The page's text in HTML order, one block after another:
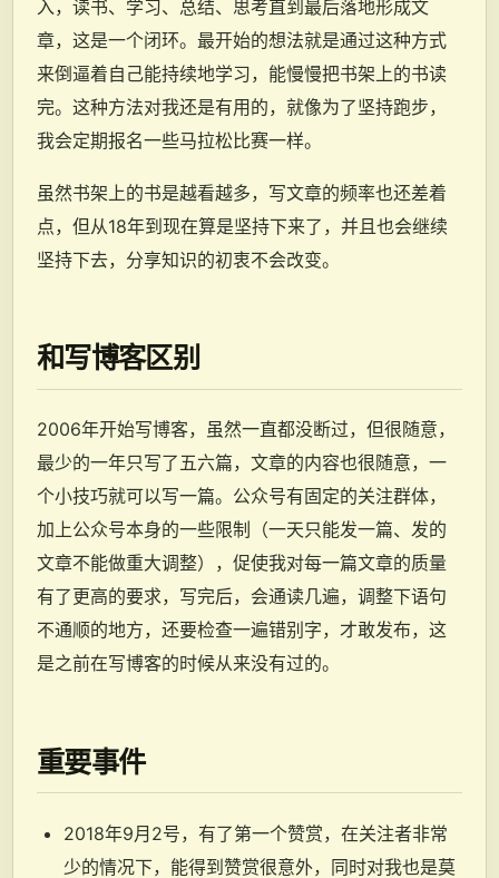
入，读书、学习、总结、思考直到最后落地形成文
章，这是一个闭环。最开始的想法就是通过这种方式
来倒逼着自己能持续地学习，能慢慢把书架上的书读
完。这种方法对我还是有用的，就像为了坚持跑步，
我会定期报名一些马拉松比赛一样。
虽然书架上的书是越看越多，写文章的频率也还差着
点，但从18年到现在算是坚持下来了，并且也会继续
坚持下去，分享知识的初衷不会改变。
和写博客区别
2006年开始写博客，虽然一直都没断过，但很随意，
最少的一年只写了五六篇，文章的内容也很随意，一
个小技巧就可以写一篇。公众号有固定的关注群体，
加上公众号本身的一些限制（一天只能发一篇、发的
文章不能做重大调整），促使我对每一篇文章的质量
有了更高的要求，写完后，会通读几遍，调整下语句
不通顺的地方，还要检查一遍错别字，才敢发布，这
是之前在写博客的时候从来没有过的。
重要事件
2018年9月2号，有了第一个赞赏，在关注者非常
少的情况下，能得到赞赏很意外，同时对我也是莫